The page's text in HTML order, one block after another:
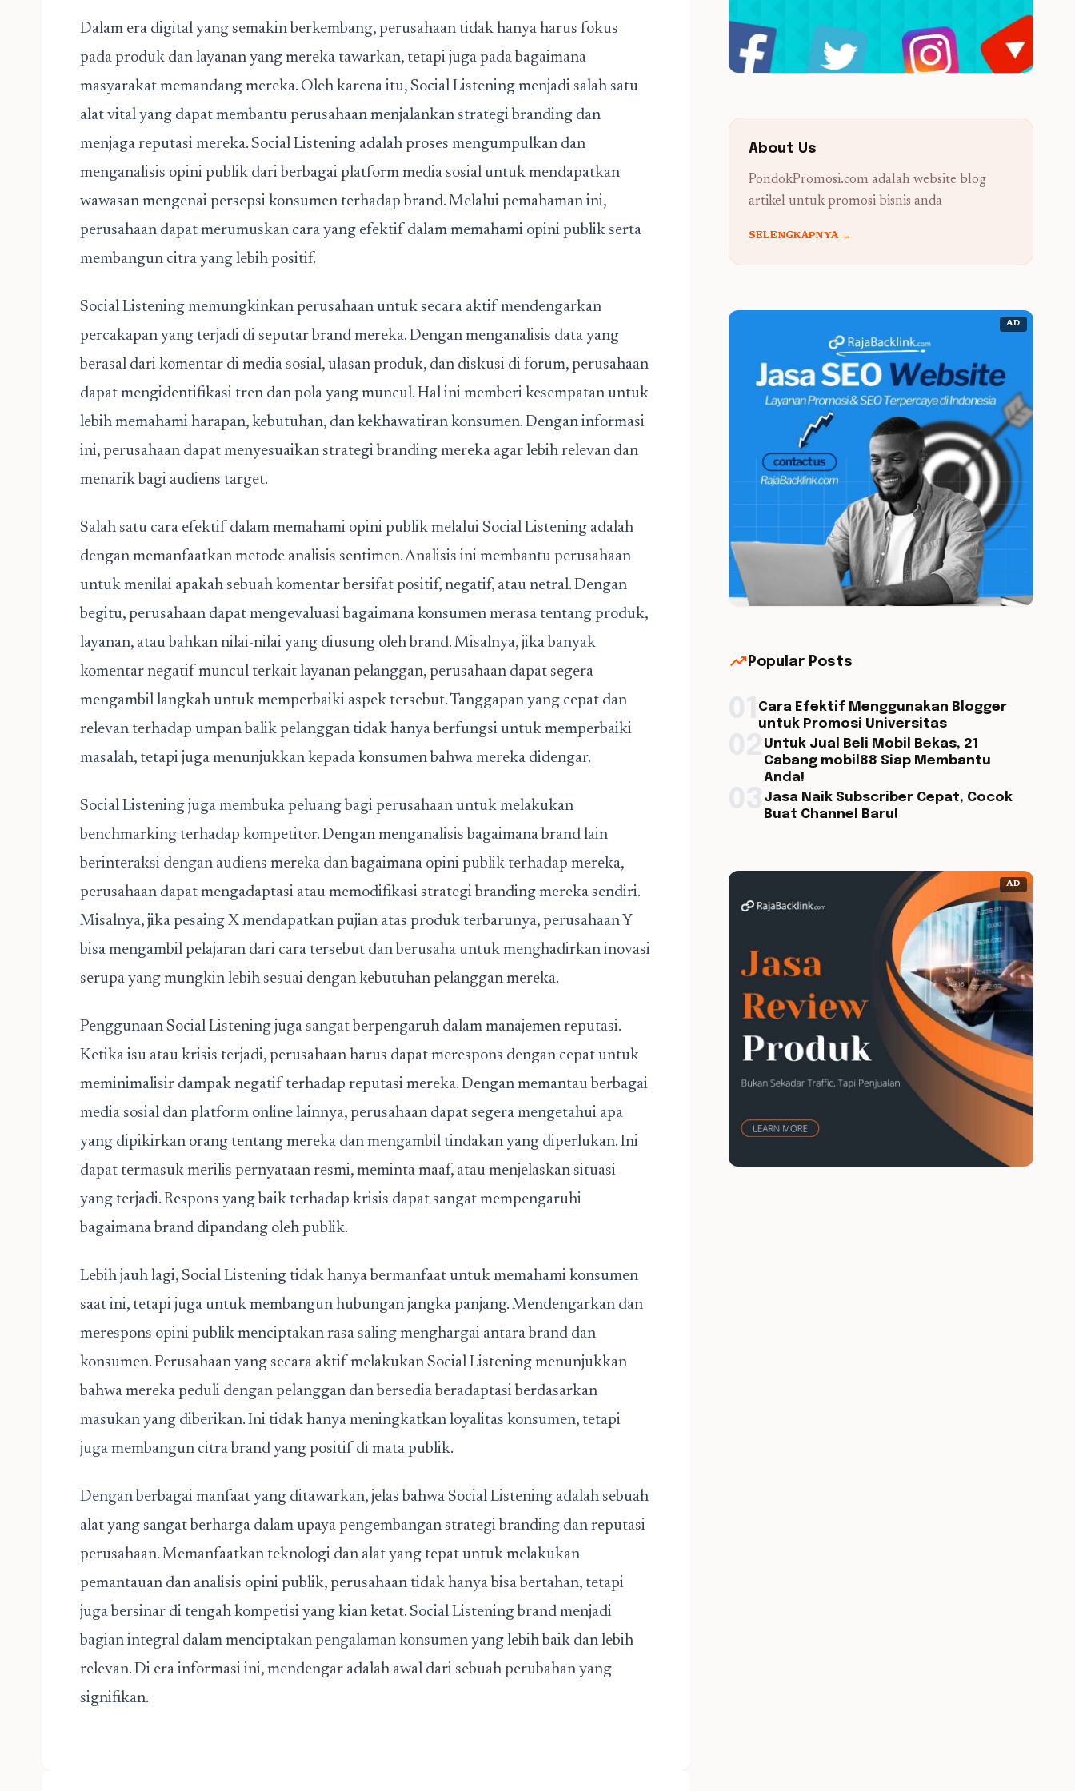
Dalam era digital yang semakin berkembang, perusahaan tidak hanya harus fokus
pada produk dan layanan yang mereka tawarkan, tetapi juga pada bagaimana
masyarakat memandang mereka. Oleh karena itu, Social Listening menjadi salah satu
alat vital yang dapat membantu perusahaan menjalankan strategi branding dan
menjaga reputasi mereka. Social Listening adalah proses mengumpulkan dan
menganalisis opini publik dari berbagai platform media sosial untuk mendapatkan
wawasan mengenai persepsi konsumen terhadap brand. Melalui pemahaman ini,
perusahaan dapat merumuskan cara yang efektif dalam memahami opini publik serta
membangun citra yang lebih positif.
Social Listening memungkinkan perusahaan untuk secara aktif mendengarkan
percakapan yang terjadi di seputar brand mereka. Dengan menganalisis data yang
berasal dari komentar di media sosial, ulasan produk, dan diskusi di forum, perusahaan
dapat mengidentifikasi tren dan pola yang muncul. Hal ini memberi kesempatan untuk
lebih memahami harapan, kebutuhan, dan kekhawatiran konsumen. Dengan informasi
ini, perusahaan dapat menyesuaikan strategi branding mereka agar lebih relevan dan
menarik bagi audiens target.
Salah satu cara efektif dalam memahami opini publik melalui Social Listening adalah
dengan memanfaatkan metode analisis sentimen. Analisis ini membantu perusahaan
untuk menilai apakah sebuah komentar bersifat positif, negatif, atau netral. Dengan
begitu, perusahaan dapat mengevaluasi bagaimana konsumen merasa tentang produk,
layanan, atau bahkan nilai-nilai yang diusung oleh brand. Misalnya, jika banyak
komentar negatif muncul terkait layanan pelanggan, perusahaan dapat segera
mengambil langkah untuk memperbaiki aspek tersebut. Tanggapan yang cepat dan
relevan terhadap umpan balik pelanggan tidak hanya berfungsi untuk memperbaiki
masalah, tetapi juga menunjukkan kepada konsumen bahwa mereka didengar.
Social Listening juga membuka peluang bagi perusahaan untuk melakukan
benchmarking terhadap kompetitor. Dengan menganalisis bagaimana brand lain
berinteraksi dengan audiens mereka dan bagaimana opini publik terhadap mereka,
perusahaan dapat mengadaptasi atau memodifikasi strategi branding mereka sendiri.
Misalnya, jika pesaing X mendapatkan pujian atas produk terbarunya, perusahaan Y
bisa mengambil pelajaran dari cara tersebut dan berusaha untuk menghadirkan inovasi
serupa yang mungkin lebih sesuai dengan kebutuhan pelanggan mereka.
Penggunaan Social Listening juga sangat berpengaruh dalam manajemen reputasi.
Ketika isu atau krisis terjadi, perusahaan harus dapat merespons dengan cepat untuk
meminimalisir dampak negatif terhadap reputasi mereka. Dengan memantau berbagai
media sosial dan platform online lainnya, perusahaan dapat segera mengetahui apa
yang dipikirkan orang tentang mereka dan mengambil tindakan yang diperlukan. Ini
dapat termasuk merilis pernyataan resmi, meminta maaf, atau menjelaskan situasi
yang terjadi. Respons yang baik terhadap krisis dapat sangat mempengaruhi
bagaimana brand dipandang oleh publik.
Lebih jauh lagi, Social Listening tidak hanya bermanfaat untuk memahami konsumen
saat ini, tetapi juga untuk membangun hubungan jangka panjang. Mendengarkan dan
merespons opini publik menciptakan rasa saling menghargai antara brand dan
konsumen. Perusahaan yang secara aktif melakukan Social Listening menunjukkan
bahwa mereka peduli dengan pelanggan dan bersedia beradaptasi berdasarkan
masukan yang diberikan. Ini tidak hanya meningkatkan loyalitas konsumen, tetapi
juga membangun citra brand yang positif di mata publik.
Dengan berbagai manfaat yang ditawarkan, jelas bahwa Social Listening adalah sebuah
alat yang sangat berharga dalam upaya pengembangan strategi branding dan reputasi
perusahaan. Memanfaatkan teknologi dan alat yang tepat untuk melakukan
pemantauan dan analisis opini publik, perusahaan tidak hanya bisa bertahan, tetapi
juga bersinar di tengah kompetisi yang kian ketat. Social Listening brand menjadi
bagian integral dalam menciptakan pengalaman konsumen yang lebih baik dan lebih
relevan. Di era informasi ini, mendengar adalah awal dari sebuah perubahan yang
signifikan.
About Us
PondokPromosi.com adalah website blog
artikel untuk promosi bisnis anda
SELENGKAPNYA →
AD
trending_up Popular Posts
Cara Efektif Menggunakan Blogger
untuk Promosi Universitas
Untuk Jual Beli Mobil Bekas, 21
Cabang mobil88 Siap Membantu
Anda!
Jasa Naik Subscriber Cepat, Cocok
Buat Channel Baru!
AD